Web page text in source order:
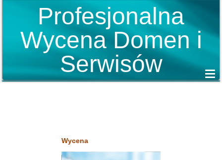
Profesjonalna
Wycena Domen i
Serwisów
Wycena